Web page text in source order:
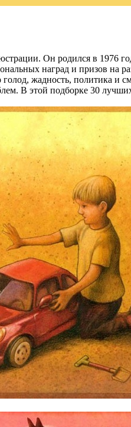
Он родился в 1976
наград и призов на
жадность, политика и
В этой подборке 30